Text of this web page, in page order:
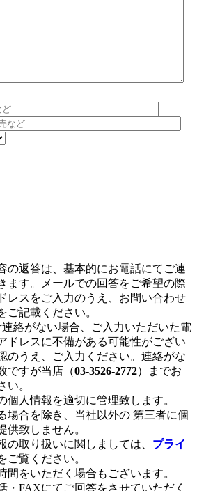
の返答は、基本的にお電話にてご連
ます。メールでの回答をご希望の際
レスをご入力のうえ、お問い合わせ
ご記載ください。
絡がない場合、ご入力いただいた電
ドレスに不備がある可能性がござい
のうえ、ご入力ください。連絡がな
ですが当店（03-3526-2772）までお
い。
個人情報を適切に管理致します。
場合を除き、当社以外の 第三者に個
供致しません。
の取り扱いに関しましては、 プライ
ご覧ください。
間をいただく場合もございます。
・FAXにてご回答をさせていただく